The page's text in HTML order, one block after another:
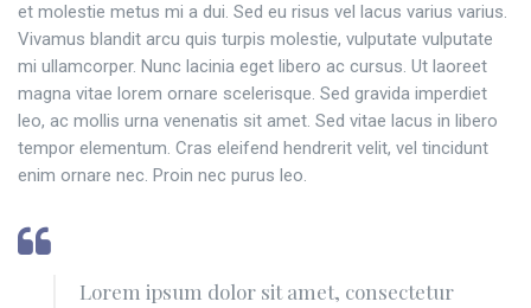
et molestie metus mi a dui. Sed eu risus vel lacus varius varius.
Vivamus blandit arcu quis turpis molestie, vulputate vulputate
mi ullamcorper. Nunc lacinia eget libero ac cursus. Ut laoreet
magna vitae lorem ornare scelerisque. Sed gravida imperdiet
leo, ac mollis urna venenatis sit amet. Sed vitae lacus in libero
tempor elementum. Cras eleifend hendrerit velit, vel tincidunt
enim ornare nec. Proin nec purus leo.
Lorem ipsum dolor sit amet, consectetur